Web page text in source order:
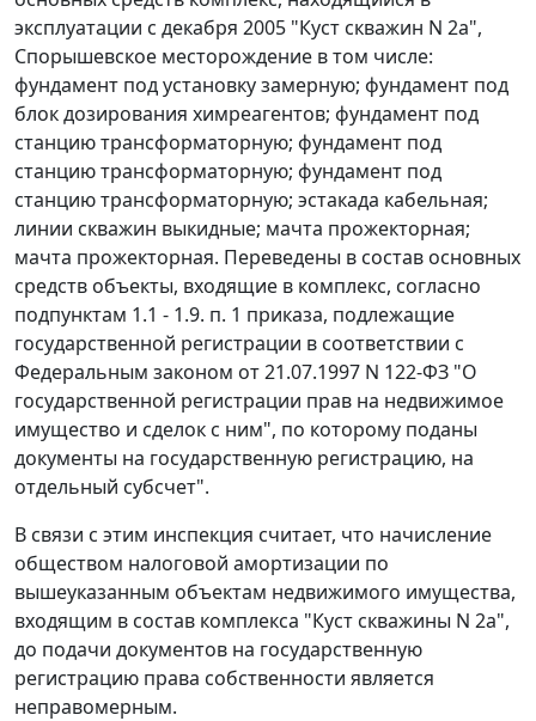
эксплуатации с декабря 2005 "Куст скважин N 2а",
Спорышевское месторождение в том числе:
фундамент под установку замерную; фундамент под
блок дозирования химреагентов; фундамент под
станцию трансформаторную; фундамент под
станцию трансформаторную; фундамент под
станцию трансформаторную; эстакада кабельная;
линии скважин выкидные; мачта прожекторная;
мачта прожекторная. Переведены в состав основных
средств объекты, входящие в комплекс, согласно
подпунктам 1.1 - 1.9. п. 1 приказа, подлежащие
государственной регистрации в соответствии с
Федеральным законом от 21.07.1997 N 122-ФЗ "О
государственной регистрации прав на недвижимое
имущество и сделок с ним", по которому поданы
документы на государственную регистрацию, на
отдельный субсчет".
В связи с этим инспекция считает, что начисление
обществом налоговой амортизации по
вышеуказанным объектам недвижимого имущества,
входящим в состав комплекса "Куст скважины N 2а",
до подачи документов на государственную
регистрацию права собственности является
неправомерным.